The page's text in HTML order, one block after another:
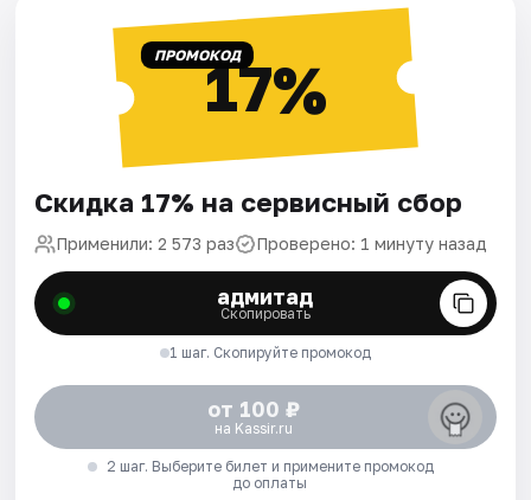
ПРОМОКОД17%
Скидка 17% на сервисный сбор
Применили: 2 573 раз Проверено: 1 минуту назад
адмитад
Скопировать
1 шаг. Скопируйте промокод
от 100 ₽
на Kassir.ru
2 шаг. Выберите билет и примените промокод
до оплаты